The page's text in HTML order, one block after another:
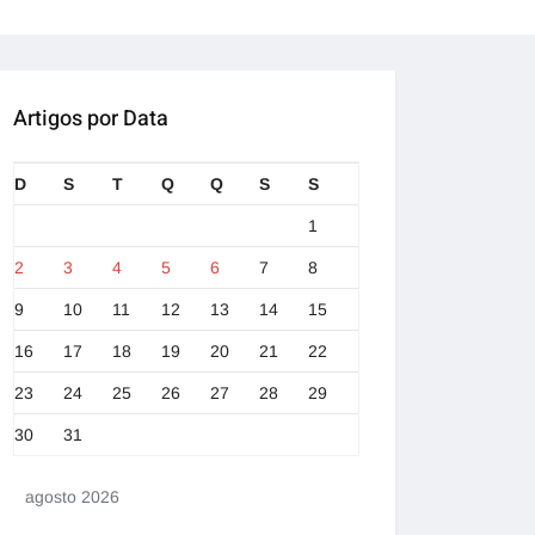
Artigos por Data
agosto 2026
D S T Q Q S S
1
2 3 4 5 6 7 8
9 10 11 12 13 14 15
16 17 18 19 20 21 22
23 24 25 26 27 28 29
30 31